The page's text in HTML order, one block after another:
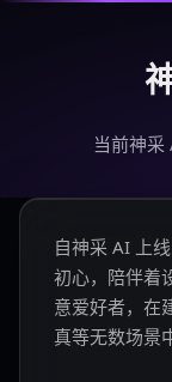
当前神采
自神采 AI 上
初心，陪伴着
意爱好者，在
真等无数场景